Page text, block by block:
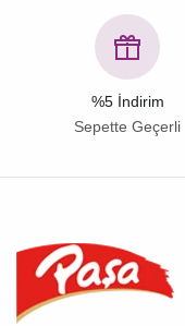
%5 İndirim
Sepette Geçerli